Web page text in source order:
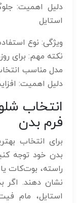
دلیل اهمیت:
استایل
ویژگی: نوع
نکته مهم: برای
مدل مناسب
دلیل اهمیت:
انتخاب
فرم بدن
برای انتخاب
بدن خود توجه
راسته، بوت‌کات
نشان دهند. اگر
استایل، مام